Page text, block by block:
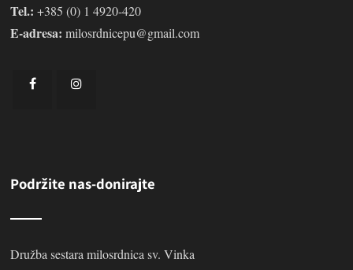
Tel.:+385 (0) 1 4920-420
E-adresa:milosrdnicepu@gmail.com
Podržite nas-donirajte
Družba sestara milosrdnica sv. Vinka